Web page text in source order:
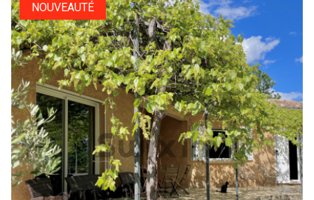
NOUVEAUTÉ